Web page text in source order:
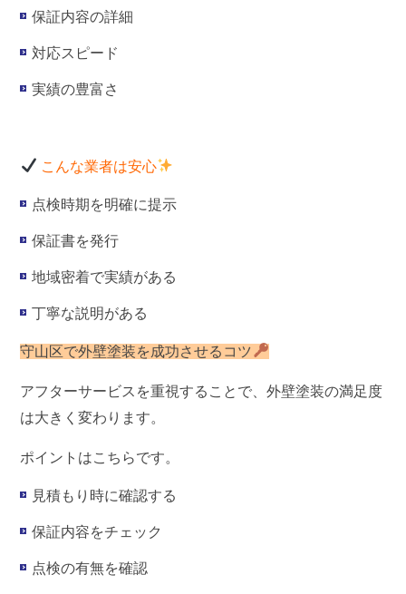
保証内容の詳細
対応スピード
実績の豊富さ
こんな業者は安心
点検時期を明確に提示
保証書を発行
地域密着で実績がある
丁寧な説明がある
守山区で外壁塗装を成功させるコツ
アフターサービスを重視することで、外壁塗装の満足度
は大きく変わります。
ポイントはこちらです。
見積もり時に確認する
保証内容をチェック
点検の有無を確認